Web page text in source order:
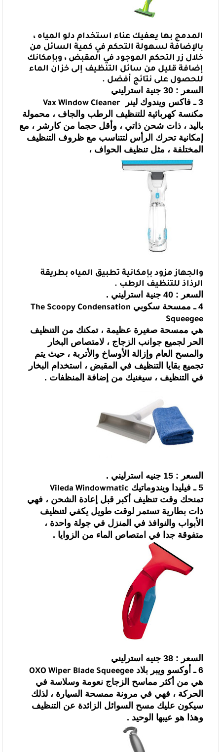
المدمج بها يعفيك عناء استخدام دلو المياه ،
بالإضافة لسهولة التحكم في كمية السائل من
خلال زر التحكم الموجود في المقبض ، وبإمكانك
إضافة قليل من سائل التنظيف إلى خزان الماء
للحصول على نتائج أفضل .
السعر : 30 جنية استرليني
3 ـ
فاكس ويندوك لينر Vax Window Cleaner
مكنسة كهربائية للتنظيف الرطب والجاف ، محمولة
باليد ، ذات شحن ذاتي ، وأقل حجما من كارشر ، مع
إمكانية تحرك الرأس لتتناسب مع ظروف التنظيف
المختلفة ، مثل تنظيف الحواف ،
والجهاز مزود بإمكانية تطبيق المياه بطريقة
الرذاذ للتنظيف الرطب .
السعر : 40 جنية استرليني .
4 ـ ممسحة سكوبي The Scoopy Condensation
Squeegee
هي ممسحة صغيرة عظيمة ، تمكنك من التنظيف
الحر لجميع جوانب الزجاج ، لامتصاص البخار
والمسح العام وإزالة الأوساخ والأتربة ، حيث يتم
تجميع بقايا التنظيف في المقبض ، استخدام البخار
في التنظيف ، سيغنيك من إضافة المنظفات .
السعر : 15 جنيه استرليني .
5 ـ
فيليدا ويندوماتيك Vileda Windowmatic
تمنحك وقت تنظيف أكبر قبل إعادة الشحن ، فهي
ذات بطارية تستمر لوقت طويل يكفي لتنظيف
الأبواب والنوافذ في المنزل في جولة واحدة ،
متفوقة جدا في امتصاص الماء من الزوايا .
السعر : 38 جنيه استرليني
6 ـ
أوكسو ويبر بلاد OXO Wiper Blade Squeegee
هي من أكثر مماسح الزجاج نعومة وسلاسة في
الحركة ، فهي في مرونة ممسحة السيارة ، لذلك
سيكون عليك مسح السوائل الزائدة عن التنظيف
وهذا هو عيبها الوحيد .